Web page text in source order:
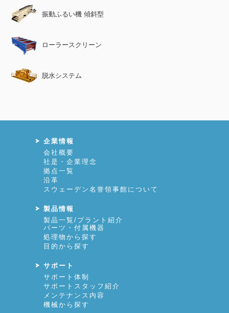
振動ふるい機 傾斜型
ローラースクリーン
脱水システム
企業情報
会社概要
社是・企業理念
拠点一覧
沿革
スウェーデン名誉領事館について
製品情報
製品一覧/プラント紹介
パーツ・付属機器
処理物から探す
目的から探す
サポート
サポート体制
サポートスタッフ紹介
メンテナンス内容
機械から探す